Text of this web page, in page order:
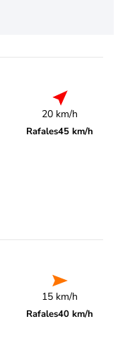
20 km/h
Rafales45 km/h
15 km/h
Rafales40 km/h